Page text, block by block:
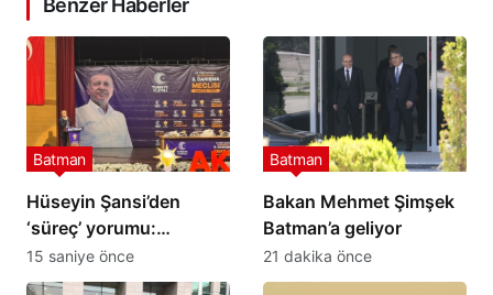
Benzer Haberler
Hüseyin Şansi’den
‘süreç’ yorumu:
Bölgemizin geleceği
açısından önemli bir
Batman
15 saniye önce
Bakan Mehmet Şimşek
Batman’a geliyor
Batman
21 dakika önce